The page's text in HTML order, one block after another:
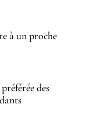
à un proche
des